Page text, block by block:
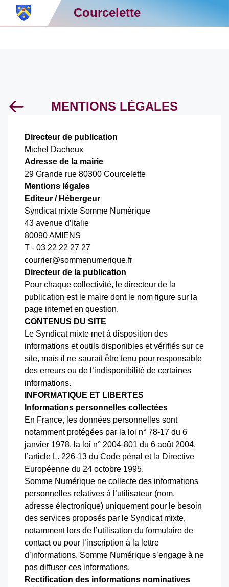
Courcelette
MENTIONS LÉGALES
Directeur de publication
Michel Dacheux
Adresse de la mairie
29 Grande rue 80300 Courcelette
Mentions légales
Editeur / Hébergeur
Syndicat mixte Somme Numérique
43 avenue d’Italie
80090 AMIENS
T - 03 22 22 27 27
courrier@sommenumerique.fr
Directeur de la publication
Pour chaque collectivité, le directeur de la
publication est le maire dont le nom figure sur la
page internet en question.
CONTENUS DU SITE
Le Syndicat mixte met à disposition des
informations et outils disponibles et vérifiés sur ce
site, mais il ne saurait être tenu pour responsable
des erreurs ou de l’indisponibilité de certaines
informations.
INFORMATIQUE ET LIBERTES
Informations personnelles collectées
En France, les données personnelles sont
notamment protégées par la loi n° 78-17 du 6
janvier 1978, la loi n° 2004-801 du 6 août 2004,
l’article L. 226-13 du Code pénal et la Directive
Européenne du 24 octobre 1995.
Somme Numérique ne collecte des informations
personnelles relatives à l’utilisateur (nom,
adresse électronique) uniquement pour le besoin
des services proposés par le Syndicat mixte,
notamment lors de l’utilisation du formulaire de
contact ou pour l’inscription à la lettre
d’informations. Somme Numérique s’engage à ne
pas diffuser ces informations.
Rectification des informations nominatives